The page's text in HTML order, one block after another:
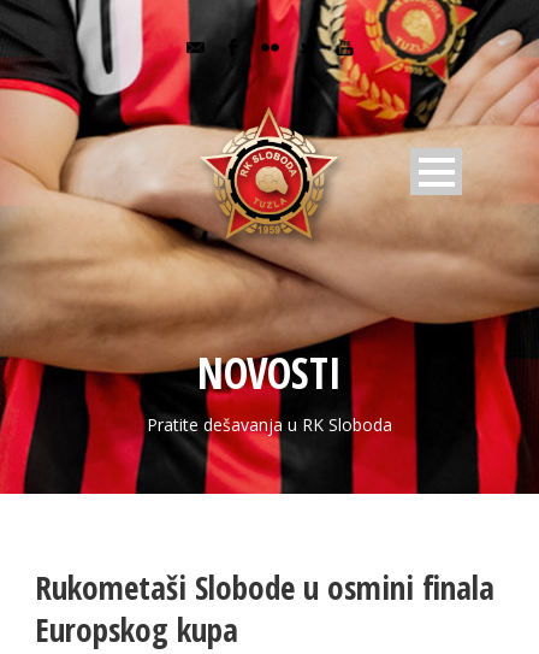
NOVOSTI
Pratite dešavanja u RK Sloboda
Rukometaši Slobode u osmini finala
Europskog kupa